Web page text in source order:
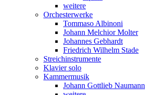
weitere
Orchesterwerke
Tommaso Albinoni
Johann Melchior Molter
Johannes Gebhardt
Friedrich Wilhelm Stade
Streichinstrumente
Klavier solo
Kammermusik
Johann Gottlieb Naumann